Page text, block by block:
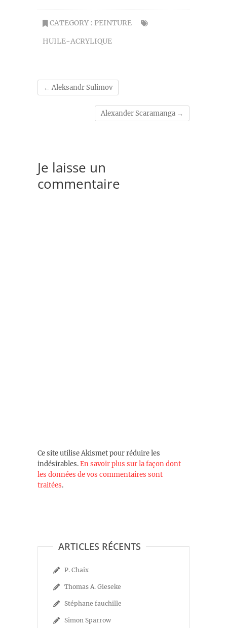
CATEGORY : PEINTURE
HUILE-ACRYLIQUE
← Aleksandr Sulimov
Alexander Scaramanga →
Je laisse un
commentaire
Ce site utilise Akismet pour réduire les
indésirables.En savoir plus sur la façon dont
les données de vos commentaires sont
traitées.
ARTICLES RÉCENTS
P. Chaix
Thomas A. Gieseke
Stéphane fauchille
Simon Sparrow